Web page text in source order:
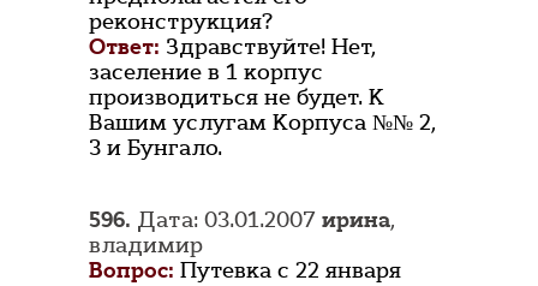
реконструкция?
Ответ: Здравствуйте! Нет,
заселение в 1 корпус
производиться не будет. К
Вашим услугам Корпуса №№ 2,
3 и Бунгало.
596. Дата: 03.01.2007 ирина,
владимир
Вопрос: Путевка с 22 января